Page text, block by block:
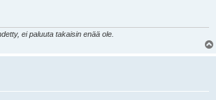
ei paluuta takaisin enää ole.